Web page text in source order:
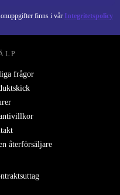
finns i vår Integritetspolicy
frågor
återförsäljare